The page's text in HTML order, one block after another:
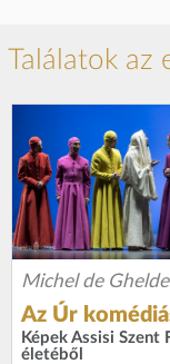
Találatok az
Michel de
Az Úr
Képek Assisi Szent
életéből